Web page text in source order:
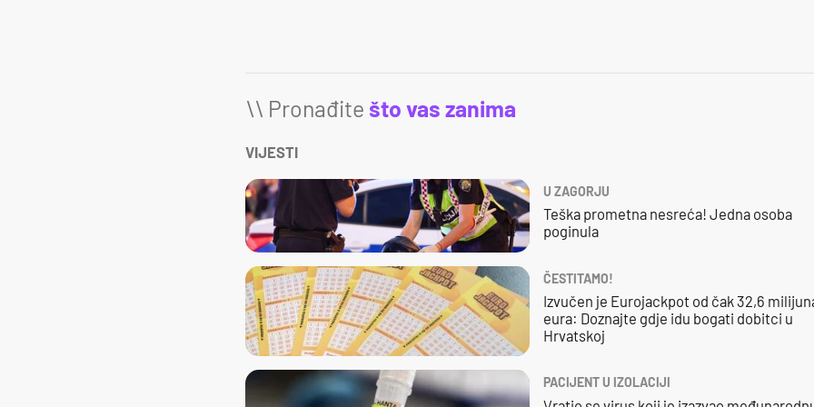
\\ Pronađite što vas zanima
VIJESTI
U ZAGORJU
Teška prometna nesreća! Jedna osoba
poginula
ČESTITAMO!
Izvučen je Eurojackpot od čak 32,6
eura: Doznajte gdje idu bogati dobitci u
Hrvatskoj
PACIJENT U IZOLACIJI